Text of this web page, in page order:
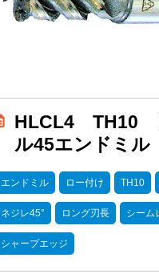
HLCL4 TH10
ル45エンドミ
エンドミル ロー付け TH10
ネジレ45° ロング刃長 シーム
シャープエッジ